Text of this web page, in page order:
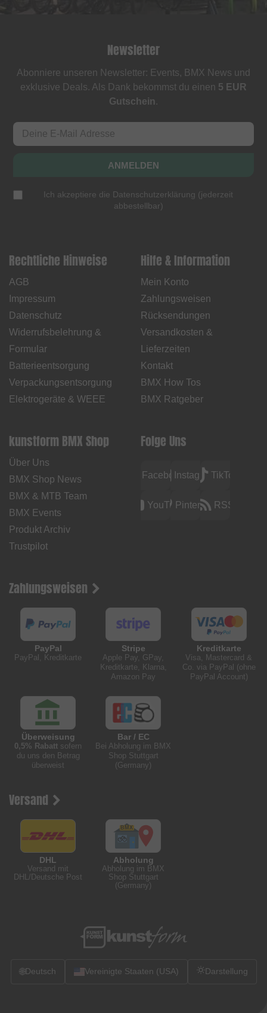
Newsletter
Abonniere unseren Newsletter: Events, BMX News und
exklusive Deals. Als Dank bekommst du einen 5 EUR
Gutschein.
ANMELDEN
Ich akzeptiere die Datenschutzerklärung (jederzeit
abbestellbar)
Rechtliche Hinweise
AGB
Impressum
Datenschutz
Widerrufsbelehrung &
Formular
Batterieentsorgung
Verpackungsentsorgung
Elektrogeräte & WEEE
Hilfe & Information
Mein Konto
Zahlungsweisen
Rücksendungen
Versandkosten &
Lieferzeiten
Kontakt
BMX How Tos
BMX Ratgeber
kunstform BMX Shop
Über Uns
BMX Shop News
BMX & MTB Team
BMX Events
Produkt Archiv
Trustpilot
Folge Uns
FacebookInstagramTikTok
YouTubePinterest RSS
Zahlungsweisen
PayPal
PayPal, Kreditkarte
Stripe
Apple Pay, GPay,
Kreditkarte, Klarna,
Amazon Pay
Kreditkarte
Visa, Mastercard &
Co. via PayPal (ohne
PayPal Account)
Überweisung
0,5% Rabatt sofern
du uns den Betrag
überweist
Bar / EC
Bei Abholung im BMX
Shop Stuttgart
(Germany)
Versand
DHL
Versand mit
DHL/Deutsche Post
Abholung
Abholung im BMX
Shop Stuttgart
(Germany)
🌐Deutsch Vereinigte Staaten (USA) Darstellung